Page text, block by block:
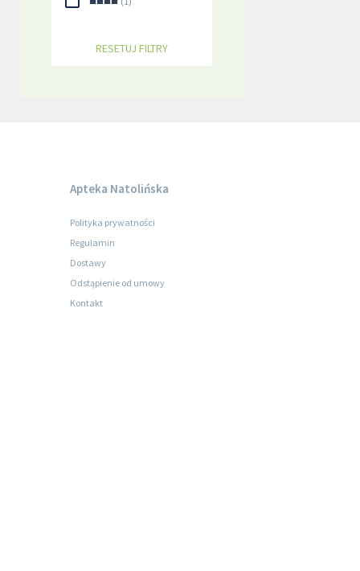
RESETUJ FILTRY
Apteka Natolińska
Polityka prywatności
Regulamin
Dostawy
Odstąpienie od umowy
Kontakt